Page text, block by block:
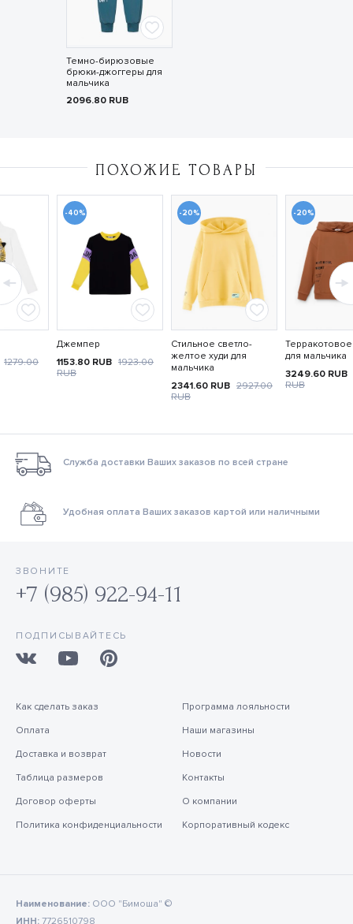
Темно-бирюзовые
брюки-джоггеры для
мальчика
2096.80 RUB
ПОХОЖИЕ ТОВАРЫ
1279.00
-40%
Джемпер
1153.80 RUB 1923.00
RUB
-20%
Стильное светло-
желтое худи для
мальчика
2341.60 RUB 2927.00
RUB
-20%
Терракотовое
для мальчика
3249.60 RUB
RUB
Служба доставки Ваших заказов по всей стране
Удобная оплата Ваших заказов картой или наличными
ЗВОНИТЕ
+7 (985) 922-94-11
ПОДПИСЫВАЙТЕСЬ
Как сделать заказ
Оплата
Доставка и возврат
Таблица размеров
Договор оферты
Политика конфиденциальности
Программа лояльности
Наши магазины
Новости
Контакты
О компании
Корпоративный кодекс
Наименование: ООО "Бимоша" ©
ИНН: 7726510798